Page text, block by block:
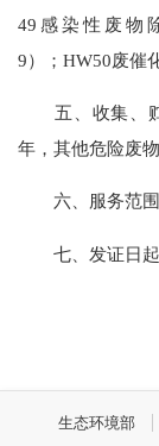
49感染性废物
9）；HW50废催
五、收集、贮
年，其他危险废
六、服务范围
七、发证日起
生态环境部